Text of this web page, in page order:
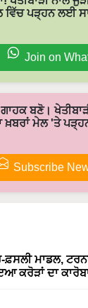
ਵਿੱਚ ਪੜ੍ਹਨ ਲਈ
Join on
ਬਣੋ।
ਖ਼ਬਰਾਂ ਮੇਲ 'ਤੇ
Subscribe
ਮਾਡਲ,
ਕਰੋੜਾਂ ਦਾ